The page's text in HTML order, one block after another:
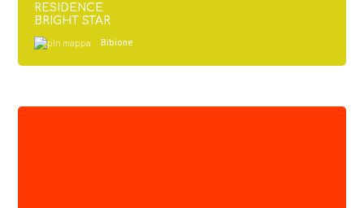
RESIDENCE
BRIGHT STAR
Bibione